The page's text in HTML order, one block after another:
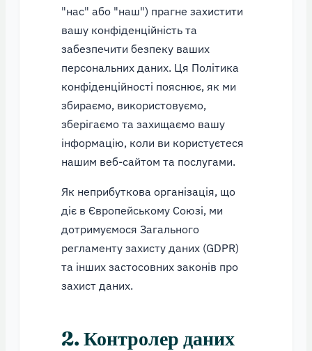
"нас" або "наш") прагне захистити
вашу конфіденційність та
забезпечити безпеку ваших
персональних даних. Ця Політика
конфіденційності пояснює, як ми
збираємо, використовуємо,
зберігаємо та захищаємо вашу
інформацію, коли ви користуєтеся
нашим веб-сайтом та послугами.
Як неприбуткова організація, що
діє в Європейському Союзі, ми
дотримуємося Загального
регламенту захисту даних (GDPR)
та інших застосовних законів про
захист даних.
2. Контролер даних